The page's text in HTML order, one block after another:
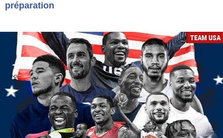
préparation
TEAM USA